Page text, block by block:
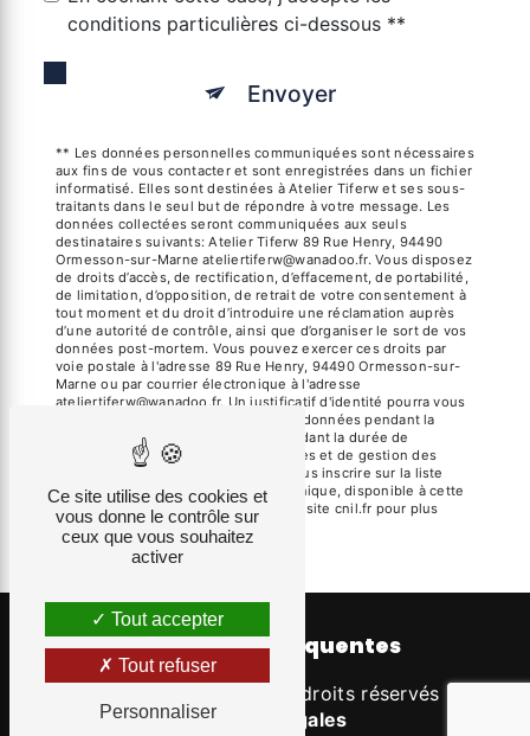
conditions particulières ci-dessous **
Envoyer
** Les données personnelles communiquées sont nécessaires
aux fins de vous contacter et sont enregistrées dans un fichier
informatisé. Elles sont destinées à Atelier Tiferw et ses sous-
traitants dans le seul but de répondre à votre message. Les
données collectées seront communiquées aux seuls
destinataires suivants: Atelier Tiferw 89 Rue Henry, 94490
Ormesson-sur-Marne ateliertiferw@wanadoo.fr. Vous disposez
de droits d’accès, de rectification, d’effacement, de portabilité,
de limitation, d’opposition, de retrait de votre consentement à
tout moment et du droit d’introduire une réclamation auprès
d’une autorité de contrôle, ainsi que d’organiser le sort de vos
données post-mortem. Vous pouvez exercer ces droits par
voie postale à l'adresse 89 Rue Henry, 94490 Ormesson-sur-
Marne ou par courrier électronique à l'adresse
ateliertiferw@wanadoo.fr. Un justificatif d'identité pourra vous
être demandé. Nous conservons vos données pendant la
période de prise de contact puis pendant la durée de
prescription légale aux fins probatoires et de gestion des
contentieux. Vous avez le droit de vous inscrire sur la liste
d'opposition au démarchage téléphonique, disponible à cette
adresse:
Bloctel.gouv.fr. Consultez le site cnil.fr pour plus
d’informations sur vos droits.
Recherches fréquentes
- 2026 - Tous droits réservés -
Mentions légales
Ce site utilise des cookies et
vous donne le contrôle sur
ceux que vous souhaitez
activer
Tout accepter
Tout refuser
Personnaliser